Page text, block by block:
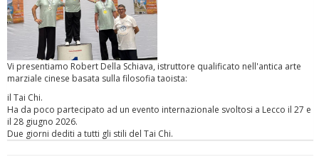
Ddl Lobby, Uisp: “Il Parlamento valorizzi le nostre specificità"
Vi presentiamo Robert Della Schiava, istruttore qualificato nell'antica arte
marziale cinese basata sulla filosofia taoista:
il Tai Chi.
Ha da poco partecipato ad un evento internazionale svoltosi a Lecco il 27 e
il 28 giugno 2026.
Due giorni dediti a tutti gli stili del Tai Chi.